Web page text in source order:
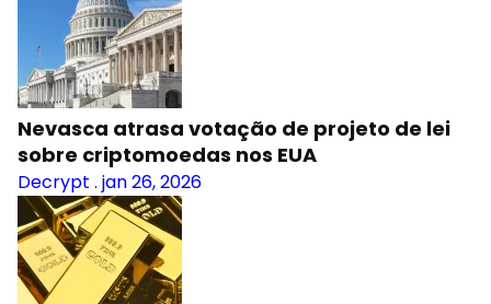
Nevasca atrasa votação de projeto de lei
sobre criptomoedas nos EUA
Decrypt . jan 26, 2026